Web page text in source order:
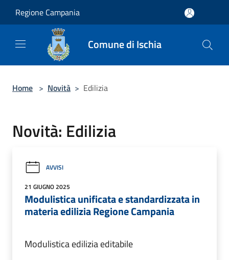
Regione Campania
Comune di Ischia
Home > Novità > Edilizia
Novità: Edilizia
AVVISI
21 GIUGNO 2025
Modulistica unificata e standardizzata in
materia edilizia Regione Campania
Modulistica edilizia editabile